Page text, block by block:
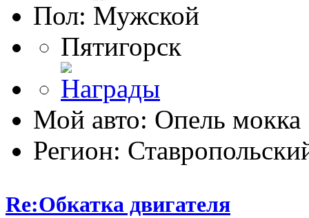
Пол:
Пятигорск
Мой авто: Опель мокка
Регион:
Re:Обкатка двигателя